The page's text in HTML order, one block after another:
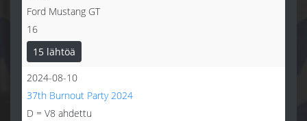
Ford Mustang GT
16
15 lähtöä
2024-08-10
37th Burnout Party 2024
D = V8 ahdettu